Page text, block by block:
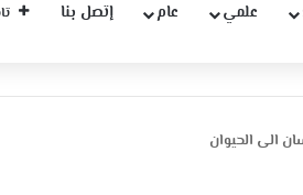
علمي عام إتصل بنا
الى الحيوان